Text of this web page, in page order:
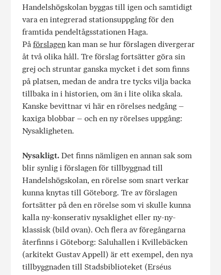
Handelshögskolan byggas till igen och samtidigt
vara en integrerad stationsuppgång för den
framtida pendeltågsstationen Haga.
På förslagenkan man se hur förslagen divergerar
åt två olika håll. Tre förslag fortsätter göra sin
grej och struntar ganska mycket i det som finns
på platsen, medan de andra tre tycks vilja backa
tillbaka in i historien, om än i lite olika skala.
Kanske bevittnar vi här en rörelses nedgång –
kaxiga blobbar – och en ny rörelses uppgång:
Nysakligheten.
Nysakligt.Det finns nämligen en annan sak som
blir synlig i förslagen för tillbyggnad till
Handelshögskolan, en rörelse som snart verkar
kunna knytas till Göteborg. Tre av förslagen
fortsätter på den en rörelse som vi skulle kunna
kalla ny-konserativ nysaklighet eller ny-ny-
klassisk (bild ovan). Och flera av föregångarna
återfinns i Göteborg: Saluhallen i Kvillebäcken
(arkitekt Gustav Appell) är ett exempel, den nya
tillbyggnaden till Stadsbiblioteket (Erséus